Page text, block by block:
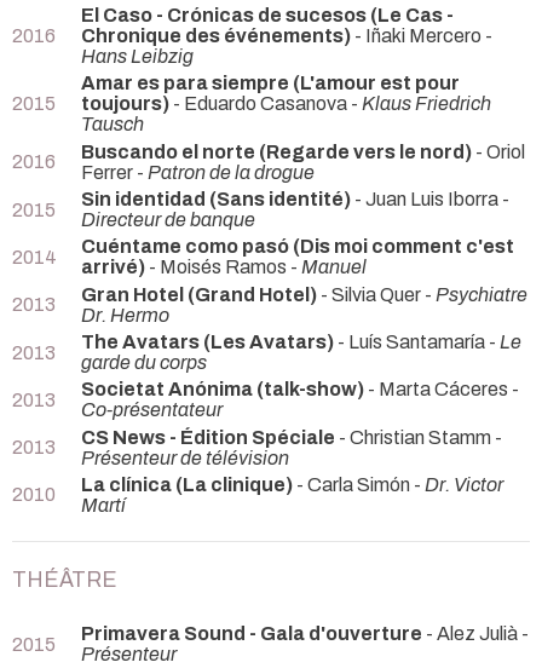
2016
El Caso - Crónicas de sucesos (Le Cas -
Chronique des événements) - Iñaki Mercero -
Hans Leibzig
2015
Amar es para siempre (L'amour est pour
toujours) - Eduardo Casanova - Klaus Friedrich
Tausch
2016
Buscando el norte (Regarde vers le nord) - Oriol
Ferrer - Patron de la drogue
2015
Sin identidad (Sans identité) - Juan Luis Iborra -
Directeur de banque
2014
Cuéntame como pasó (Dis moi comment c'est
arrivé) - Moisés Ramos - Manuel
2013
Gran Hotel (Grand Hotel) - Silvia Quer - Psychiatre
Dr. Hermo
2013
The Avatars (Les Avatars) - Luís Santamaría - Le
garde du corps
2013
Societat Anónima (talk-show) - Marta Cáceres -
Co-présentateur
2013
CS News - Édition Spéciale - Christian Stamm -
Présenteur de télévision
2010
La clínica (La clinique) - Carla Simón - Dr. Victor
Martí
THÉÂTRE
2015 Primavera Sound - Gala d'ouverture - Alez Julià -
Présenteur